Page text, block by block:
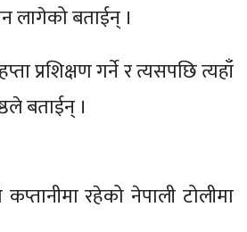
लागेको बताईन् ।
प्रशिक्षण गर्ने र त्यसपछि त्यहाँ
बताईन् ।
रहेको नेपाली टोलीमा